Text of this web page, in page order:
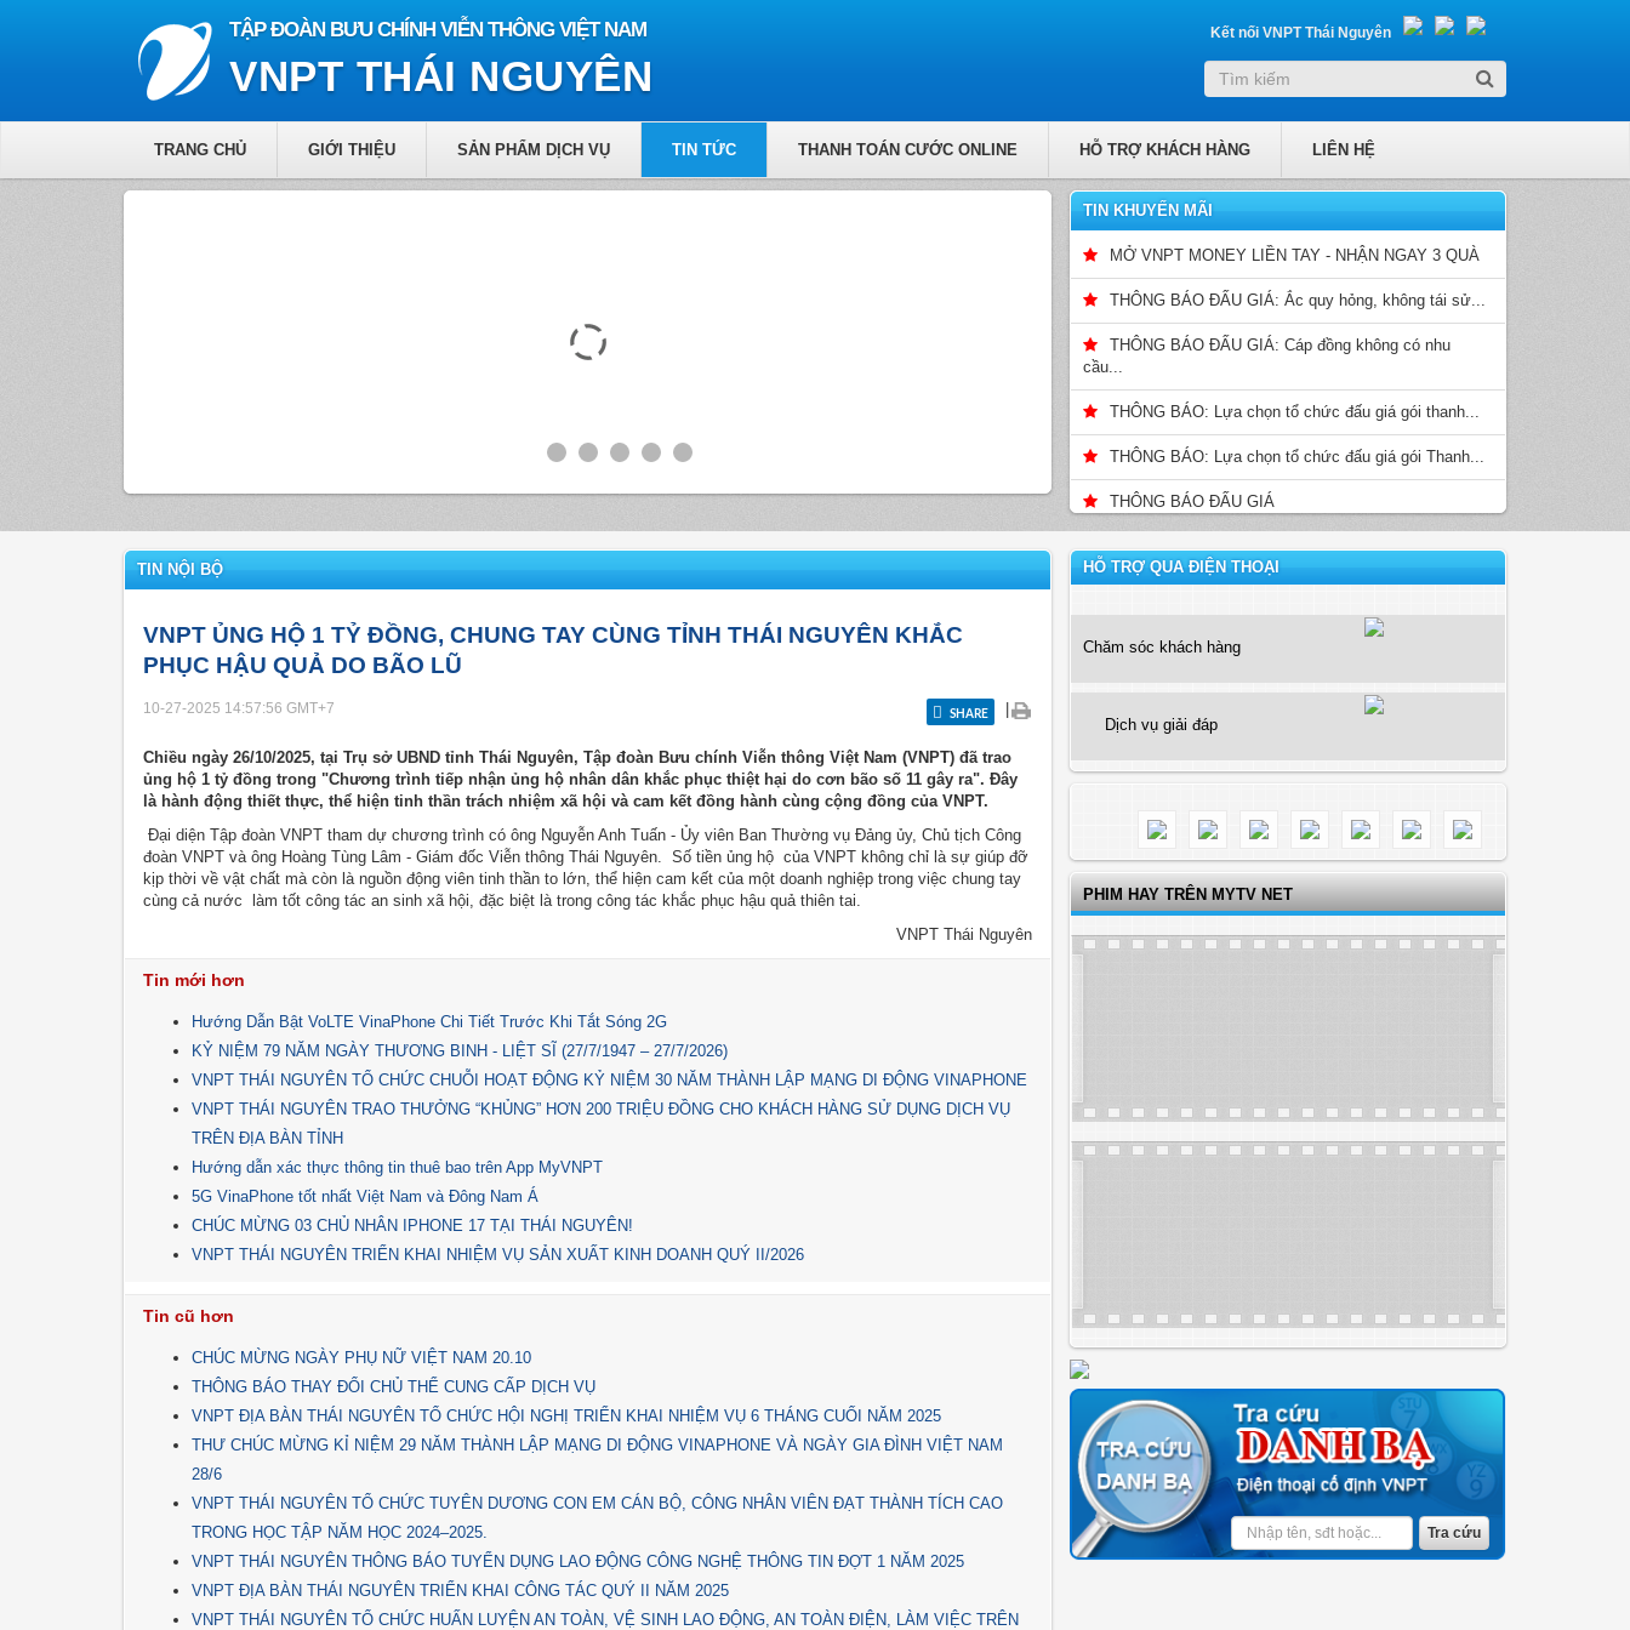
Kết nối VNPT Thái Nguyên
TẬP ĐOÀN BƯU CHÍNH VIỄN THÔNG VIỆT NAM
VNPT THÁI NGUYÊN
TRANG CHỦ GIỚI THIỆU SẢN PHẨM DỊCH VỤ TIN TỨC THANH TOÁN CƯỚC ONLINE HỖ TRỢ KHÁCH HÀNG LIÊN HỆ
TIN KHUYẾN MÃI
MỞ VNPT MONEY LIỀN TAY - NHẬN NGAY 3 QUÀ
THÔNG BÁO ĐẤU GIÁ: Ắc quy hỏng, không tái sử...
THÔNG BÁO ĐẤU GIÁ: Cáp đồng không có nhu
cầu...
THÔNG BÁO: Lựa chọn tổ chức đấu giá gói thanh...
THÔNG BÁO: Lựa chọn tổ chức đấu giá gói Thanh...
THÔNG BÁO ĐẤU GIÁ
TIN NỘI BỘ
VNPT ỦNG HỘ 1 TỶ ĐỒNG, CHUNG TAY CÙNG TỈNH THÁI NGUYÊN KHẮC
PHỤC HẬU QUẢ DO BÃO LŨ
10-27-2025 14:57:56 GMT+7 SHARE
Chiều ngày 26/10/2025, tại Trụ sở UBND tỉnh Thái Nguyên, Tập đoàn Bưu chính Viễn thông Việt Nam (VNPT) đã trao
ủng hộ 1 tỷ đồng trong "Chương trình tiếp nhận ủng hộ nhân dân khắc phục thiệt hại do cơn bão số 11 gây ra". Đây
là hành động thiết thực, thể hiện tinh thần trách nhiệm xã hội và cam kết đồng hành cùng cộng đồng của VNPT.
Đại diện Tập đoàn VNPT tham dự chương trình có ông Nguyễn Anh Tuấn - Ủy viên Ban Thường vụ Đảng ủy, Chủ tịch Công
đoàn VNPT và ông Hoàng Tùng Lâm - Giám đốc Viễn thông Thái Nguyên. Số tiền ủng hộ của VNPT không chỉ là sự giúp đỡ
kịp thời về vật chất mà còn là nguồn động viên tinh thần to lớn, thể hiện cam kết của một doanh nghiệp trong việc chung tay
cùng cả nước làm tốt công tác an sinh xã hội, đặc biệt là trong công tác khắc phục hậu quả thiên tai.
VNPT Thái Nguyên
Tin mới hơn
Hướng Dẫn Bật VoLTE VinaPhone Chi Tiết Trước Khi Tắt Sóng 2G
KỶ NIỆM 79 NĂM NGÀY THƯƠNG BINH - LIỆT SĨ (27/7/1947 – 27/7/2026)
VNPT THÁI NGUYÊN TỔ CHỨC CHUỖI HOẠT ĐỘNG KỶ NIỆM 30 NĂM THÀNH LẬP MẠNG DI ĐỘNG VINAPHONE
VNPT THÁI NGUYÊN TRAO THƯỞNG “KHỦNG” HƠN 200 TRIỆU ĐỒNG CHO KHÁCH HÀNG SỬ DỤNG DỊCH VỤ
TRÊN ĐỊA BÀN TỈNH
Hướng dẫn xác thực thông tin thuê bao trên App MyVNPT
5G VinaPhone tốt nhất Việt Nam và Đông Nam Á
CHÚC MỪNG 03 CHỦ NHÂN IPHONE 17 TẠI THÁI NGUYÊN!
VNPT THÁI NGUYÊN TRIỂN KHAI NHIỆM VỤ SẢN XUẤT KINH DOANH QUÝ II/2026
Tin cũ hơn
CHÚC MỪNG NGÀY PHỤ NỮ VIỆT NAM 20.10
THÔNG BÁO THAY ĐỔI CHỦ THỂ CUNG CẤP DỊCH VỤ
VNPT ĐỊA BÀN THÁI NGUYÊN TỔ CHỨC HỘI NGHỊ TRIỂN KHAI NHIỆM VỤ 6 THÁNG CUỐI NĂM 2025
THƯ CHÚC MỪNG KỈ NIỆM 29 NĂM THÀNH LẬP MẠNG DI ĐỘNG VINAPHONE VÀ NGÀY GIA ĐÌNH VIỆT NAM
28/6
VNPT THÁI NGUYÊN TỔ CHỨC TUYÊN DƯƠNG CON EM CÁN BỘ, CÔNG NHÂN VIÊN ĐẠT THÀNH TÍCH CAO
TRONG HỌC TẬP NĂM HỌC 2024–2025.
VNPT THÁI NGUYÊN THÔNG BÁO TUYỂN DỤNG LAO ĐỘNG CÔNG NGHỆ THÔNG TIN ĐỢT 1 NĂM 2025
VNPT ĐỊA BÀN THÁI NGUYÊN TRIỂN KHAI CÔNG TÁC QUÝ II NĂM 2025
VNPT THÁI NGUYÊN TỔ CHỨC HUẤN LUYỆN AN TOÀN, VỆ SINH LAO ĐỘNG, AN TOÀN ĐIỆN, LÀM VIỆC TRÊN
HỖ TRỢ QUA ĐIỆN THOẠI
Chăm sóc khách hàng
Dịch vụ giải đáp
PHIM HAY TRÊN MYTV NET